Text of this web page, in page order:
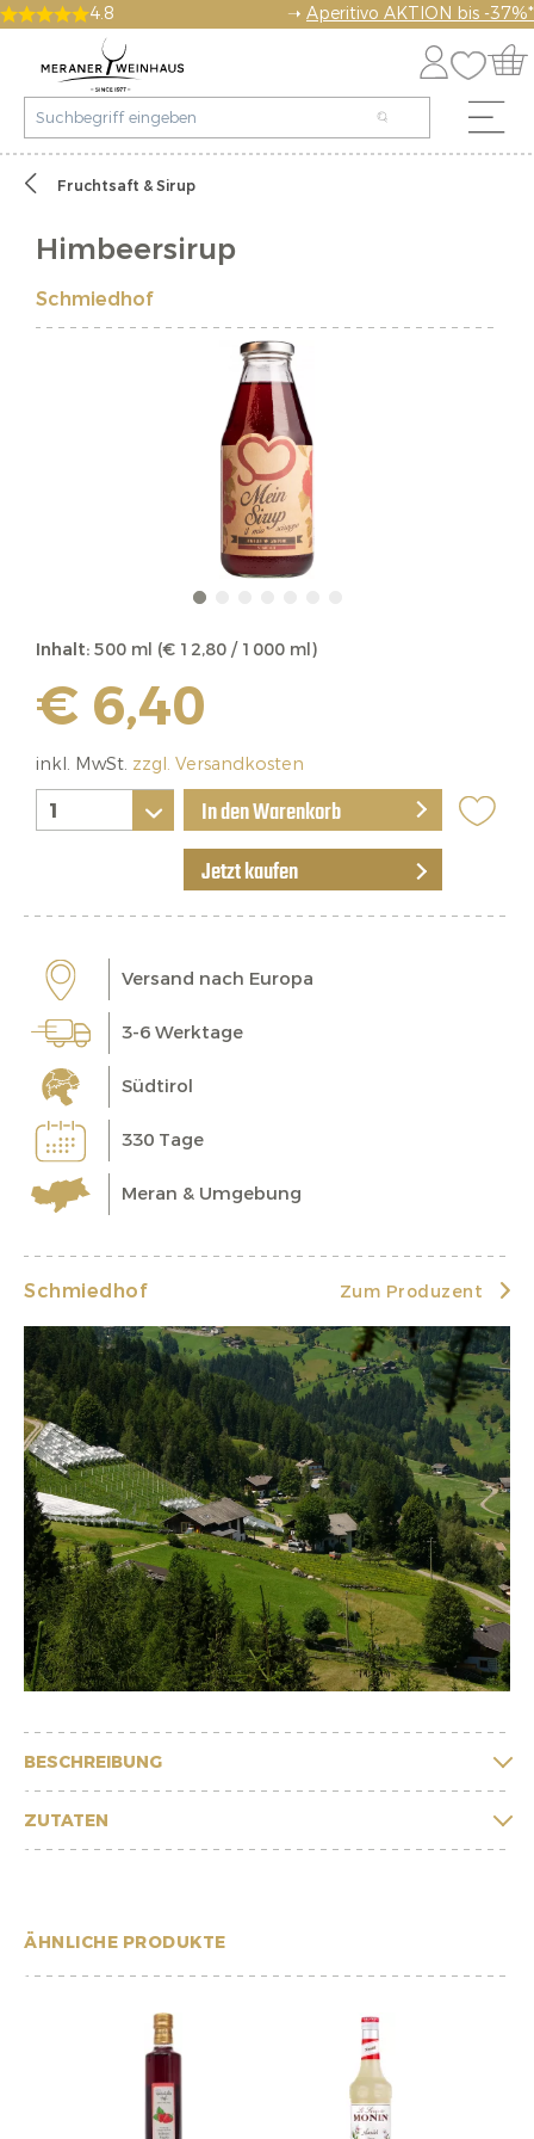
4.8 ➝ Aperitivo AKTION bis -37%*
Fruchtsaft & Sirup
Himbeersirup
Schmiedhof
Inhalt: 500 ml (€ 12,80 / 1000 ml)
€ 6,40
inkl. MwSt. zzgl. Versandkosten
In den Warenkorb
Jetzt kaufen
Versand nach Europa
3-6 Werktage
Südtirol
330 Tage
Meran & Umgebung
Schmiedhof Zum Produzent
BESCHREIBUNG
ZUTATEN
ÄHNLICHE PRODUKTE